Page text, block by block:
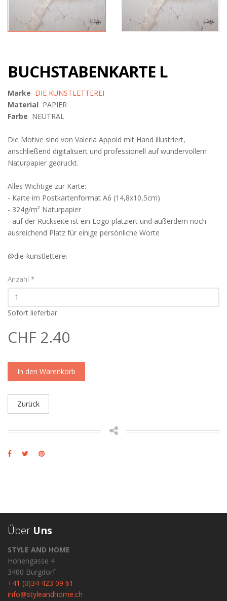
BUCHSTABENKARTE L
Marke DIE KUNSTLETTEREI
Material PAPIER
Farbe NEUTRAL
Die Motive sind von Valeria Appold mit Hand illustriert,
anschließend digitalisiert und professionell auf wundervollem
Naturpapier gedruckt.
Alles Wichtige zur Karte:
- Karte im Postkartenformat A6 (14,8x10,5cm)
- 324g/m² Naturpapier
- auf der Rückseite ist ein Logo platziert und außerdem noch
ausreichend Platz für einige persönliche Worte
@die-kunstletterei
Anzahl *
Sofort lieferbar
CHF 2.40
In den Warenkorb
Zurück
Über Uns
STYLE AND HOME
Hohengasse 4
3400 Burgdorf
+41 (0)34 423 09 61
info@styleandhome.ch